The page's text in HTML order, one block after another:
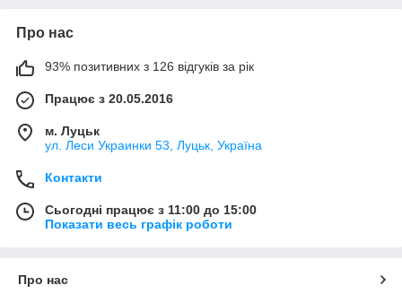
Про нас
93% позитивних з 126 відгуків за рік
Працює з 20.05.2016
м. Луцьк
ул. Леси Украинки 53, Луцьк, Україна
Контакти
Сьогодні працює з 11:00 до 15:00
Показати весь графік роботи
Про нас